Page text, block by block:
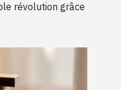
révolution grâce